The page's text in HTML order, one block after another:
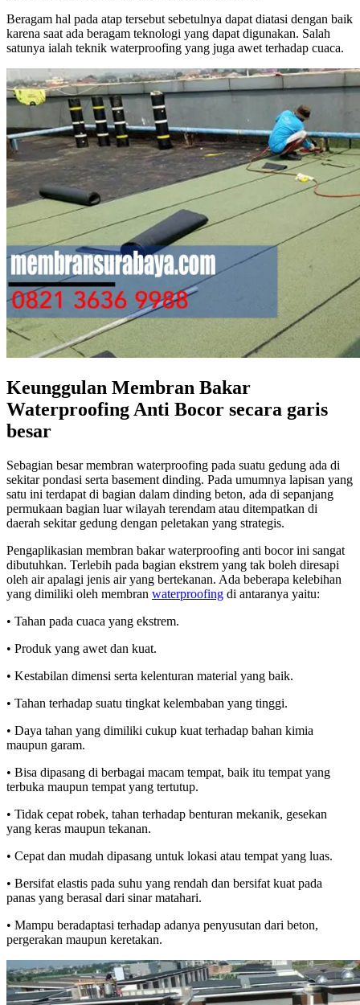
Beragam hal pada atap tersebut sebetulnya dapat diatasi dengan baik
karena saat ada beragam teknologi yang dapat digunakan. Salah
satunya ialah teknik waterproofing yang juga awet terhadap cuaca.
Keunggulan Membran Bakar
Waterproofing Anti Bocor secara garis
besar
Sebagian besar membran waterproofing pada suatu gedung ada di
sekitar pondasi serta basement dinding. Pada umumnya lapisan yang
satu ini terdapat di bagian dalam dinding beton, ada di sepanjang
permukaan bagian luar wilayah terendam atau ditempatkan di
daerah sekitar gedung dengan peletakan yang strategis.
Pengaplikasian membran bakar waterproofing anti bocor ini sangat
dibutuhkan. Terlebih pada bagian ekstrem yang tak boleh diresapi
oleh air apalagi jenis air yang bertekanan. Ada beberapa kelebihan
yang dimiliki oleh membran waterproofing di antaranya yaitu:
• Tahan pada cuaca yang ekstrem.
• Produk yang awet dan kuat.
• Kestabilan dimensi serta kelenturan material yang baik.
• Tahan terhadap suatu tingkat kelembaban yang tinggi.
• Daya tahan yang dimiliki cukup kuat terhadap bahan kimia
maupun garam.
• Bisa dipasang di berbagai macam tempat, baik itu tempat yang
terbuka maupun tempat yang tertutup.
• Tidak cepat robek, tahan terhadap benturan mekanik, gesekan
yang keras maupun tekanan.
• Cepat dan mudah dipasang untuk lokasi atau tempat yang luas.
• Bersifat elastis pada suhu yang rendah dan bersifat kuat pada
panas yang berasal dari sinar matahari.
• Mampu beradaptasi terhadap adanya penyusutan dari beton,
pergerakan maupun keretakan.